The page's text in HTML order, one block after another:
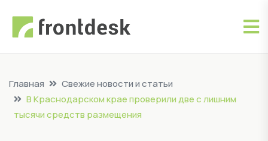
Главная
Свежие новости и статьи
В Краснодарском крае проверили две с лишним
тысячи средств размещения